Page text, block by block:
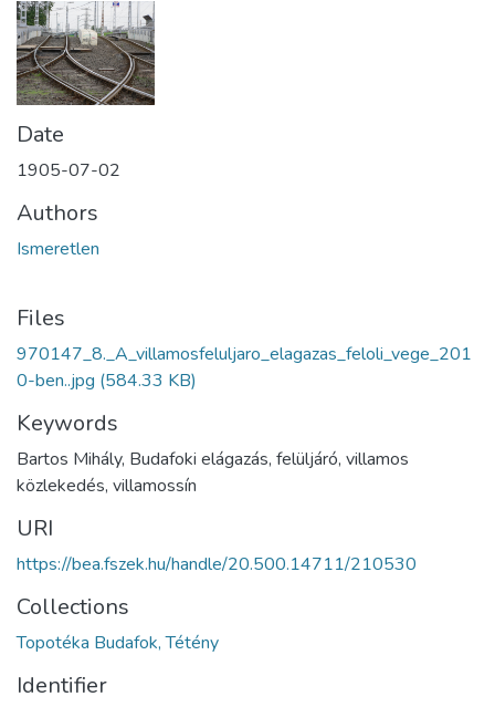
Date
1905-07-02
Authors
Ismeretlen
Files
970147_8._A_villamosfeluljaro_elagazas_feloli_vege_201
0-ben..jpg (584.33 KB)
Keywords
Bartos Mihály, Budafoki elágazás, felüljáró, villamos
közlekedés, villamossín
URI
https://bea.fszek.hu/handle/20.500.14711/210530
Collections
Topotéka Budafok, Tétény
Identifier